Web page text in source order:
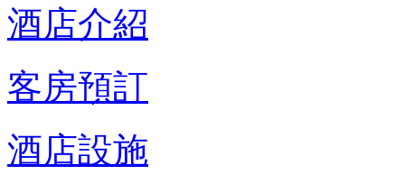
酒店介紹
客房預訂
酒店設施